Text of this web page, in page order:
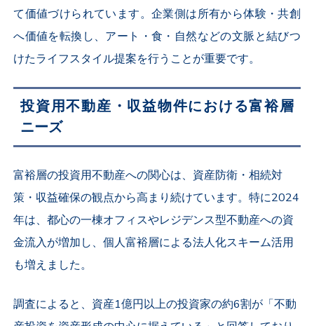
て価値づけられています。企業側は所有から体験・共創
へ価値を転換し、アート・食・自然などの文脈と結びつ
けたライフスタイル提案を行うことが重要です。
投資用不動産・収益物件における富裕層
ニーズ
富裕層の投資用不動産への関心は、資産防衛・相続対
策・収益確保の観点から高まり続けています。特に2024
年は、都心の一棟オフィスやレジデンス型不動産への資
金流入が増加し、個人富裕層による法人化スキーム活用
も増えました。
調査によると、資産1億円以上の投資家の約6割が「不動